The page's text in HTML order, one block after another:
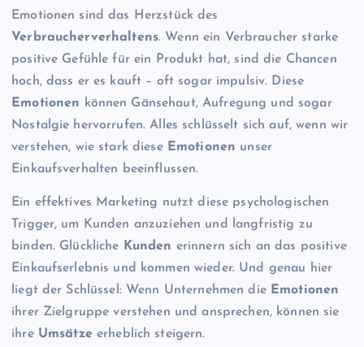
Emotionen sind das Herzstück des
Verbraucherverhaltens. Wenn ein Verbraucher starke
positive Gefühle für ein Produkt hat, sind die Chancen
hoch, dass er es kauft – oft sogar impulsiv. Diese
Emotionen können Gänsehaut, Aufregung und sogar
Nostalgie hervorrufen. Alles schlüsselt sich auf, wenn wir
verstehen, wie stark diese Emotionen unser
Einkaufsverhalten beeinflussen.
Ein effektives Marketing nutzt diese psychologischen
Trigger, um Kunden anzuziehen und langfristig zu
binden. Glückliche
Kunden erinnern sich an das positive
Einkaufserlebnis und kommen wieder. Und genau hier
liegt der Schlüssel: Wenn Unternehmen die Emotionen
ihrer Zielgruppe verstehen und ansprechen, können sie
ihre Umsätzeerheblich steigern.